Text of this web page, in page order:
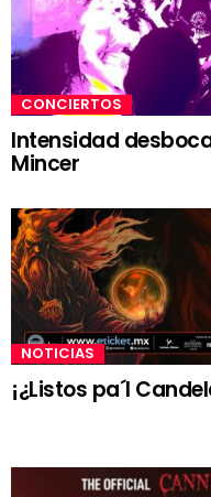
CONCIERTOS
Intensidad
Mincer
NOTICIAS
¡¿Listos pa´l